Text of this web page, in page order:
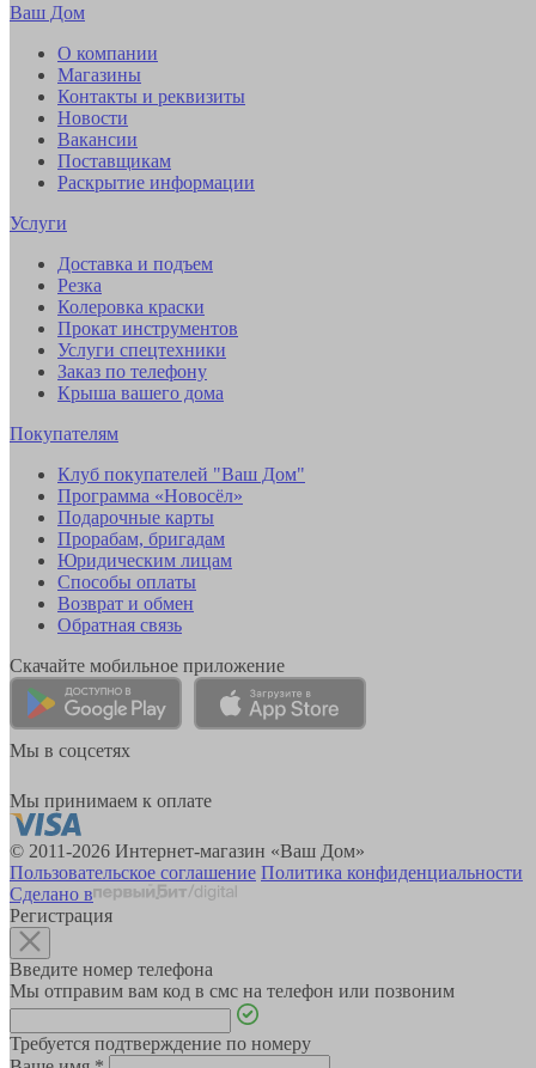
Ваш Дом
О компании
Магазины
Контакты и реквизиты
Новости
Вакансии
Поставщикам
Раскрытие информации
Услуги
Доставка и подъем
Резка
Колеровка краски
Прокат инструментов
Услуги спецтехники
Заказ по телефону
Крыша вашего дома
Покупателям
Клуб покупателей "Ваш Дом"
Программа «Новосёл»
Подарочные карты
Прорабам, бригадам
Юридическим лицам
Способы оплаты
Возврат и обмен
Обратная связь
Скачайте мобильное приложение
Мы в соцсетях
Мы принимаем к оплате
© 2011-2026 Интернет-магазин «Ваш Дом»
Пользовательское соглашение Политика конфиденциальности
Сделано в
Регистрация
Введите номер телефона
Мы отправим вам код в смс на телефон или позвоним
Требуется подтверждение по номеру